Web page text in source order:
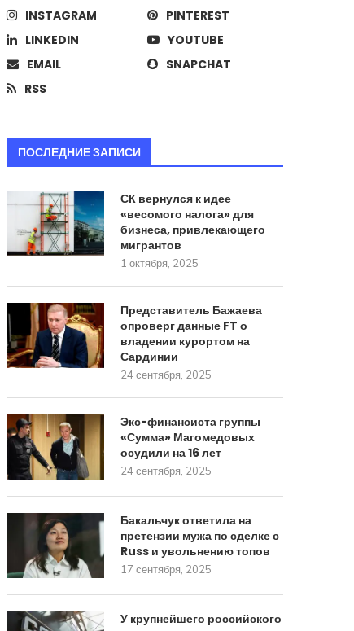
Стало известно о разработке в
INSTAGRAM
PINTEREST
LINKEDIN
YOUTUBE
EMAIL
SNAPCHAT
RSS
ПОСЛЕДНИЕ ЗАПИСИ
СК вернулся к идее
«весомого налога» для
бизнеса, привлекающего
мигрантов
1 октября, 2025
Представитель Бажаева
опроверг данные FT о
владении курортом на
Сардинии
24 сентября, 2025
Экс-финансиста группы
«Сумма» Магомедовых
осудили на 16 лет
24 сентября, 2025
Бакальчук ответила на
претензии мужа по сделке с
Russ и увольнению топов
17 сентября, 2025
У крупнейшего российского